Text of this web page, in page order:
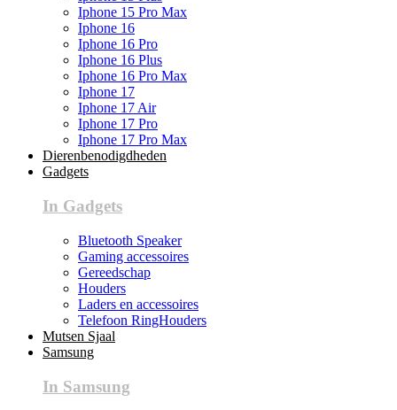
Iphone 15 Pro Max
Iphone 16
Iphone 16 Pro
Iphone 16 Plus
Iphone 16 Pro Max
Iphone 17
Iphone 17 Air
Iphone 17 Pro
Iphone 17 Pro Max
Dierenbenodigdheden
Gadgets
In Gadgets
Bluetooth Speaker
Gaming accessoires
Gereedschap
Houders
Laders en accessoires
Telefoon RingHouders
Mutsen Sjaal
Samsung
In Samsung